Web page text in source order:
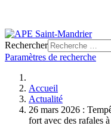
Rechercher
Paramètres de recherche
Accueil
Actualité
26 mars 2026 :
fort avec des rafales